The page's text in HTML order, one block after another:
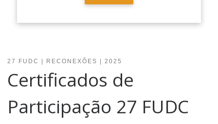
27 FUDC | RECONEXÕES | 2025
Certificados de
Participação 27 FUDC